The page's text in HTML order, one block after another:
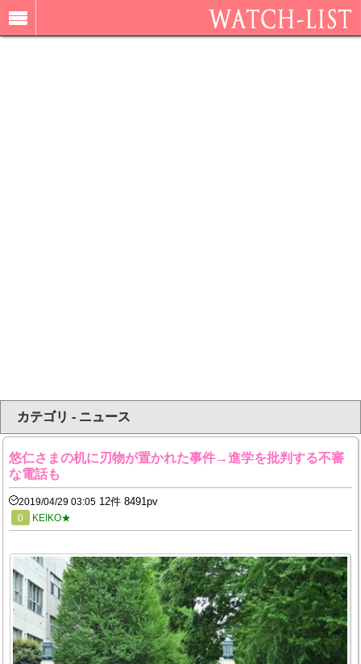
カテゴリ - ニュース
悠仁さまの机に刃物が置かれた事件→進学を批判する不審
な電話も
2019/04/29 03:05 12件 8491pv
0 KEIKO★